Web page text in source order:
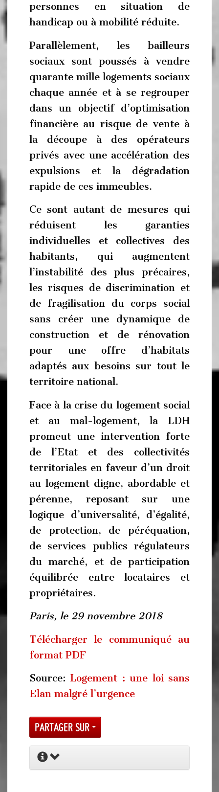
personnes en situation de
handicap ou à mobilité réduite.
Parallèlement, les bailleurs
sociaux sont poussés à vendre
quarante mille logements sociaux
chaque année et à se regrouper
dans un objectif d’optimisation
financière au risque de vente à
la découpe à des opérateurs
privés avec une accélération des
expulsions et la dégradation
rapide de ces immeubles.
Ce sont autant de mesures qui
réduisent les garanties
individuelles et collectives des
habitants, qui augmentent
l’instabilité des plus précaires,
les risques de discrimination et
de fragilisation du corps social
sans créer une dynamique de
construction et de rénovation
pour une offre d’habitats
adaptés aux besoins sur tout le
territoire national.
Face à la crise du logement social
et au mal-logement, la LDH
promeut une intervention forte
de l’Etat et des collectivités
territoriales en faveur d’un droit
au logement digne, abordable et
pérenne, reposant sur une
logique d’universalité, d’égalité,
de protection, de péréquation,
de services publics régulateurs
du marché, et de participation
équilibrée entre locataires et
propriétaires.
Paris, le 29 novembre 2018
Télécharger le communiqué au
format PDF
Source: Logement : une loi sans
Elan malgré l’urgence
Partager sur